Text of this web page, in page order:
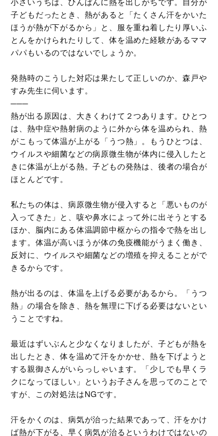
子どもだったとき、熱があると「たくさん汗をかいた
ほうが熱が下がるから」と、服を重ね着したり厚いふ
とんをかけられたりして、体を温めた経験があるママ
パパもいるのではないでしょうか。
発熱時のこうした対応は果たして正しいのか、森戸や
すみ先生に伺います。
───
熱が出る原因は、大きくわけて２つあります。ひとつ
は、熱中症や熱射病のように外から体を温められ、熱
がこもって体温が上がる「うつ熱」。もうひとつは、
ウイルスや細菌などの病原微生物が体内に侵入したと
きに体温が上がる熱。子どもの発熱は、後者の場合が
ほとんどです。
私たちの体は、病原微生物が侵入すると「悪いものが
入ってきた」と、咳や鼻水によって外に出そうとする
ほか、脳内にある体温調節中枢からの指令で熱を出し
ます。体温が高いほうが体の免疫機能がうまく働き、
反対に、ウイルスや細菌などの増殖を抑えることがで
きるからです。
熱が出るのは、体温を上げる必要があるから。「うつ
熱」の場合を除き、熱を無理に下げる必要はないとい
うことですね。
最近はずいぶんと少なくなりましたが、子どもが熱を
出したとき、体を温めて汗をかかせ、熱を下げようと
する親御さんがいらっしゃいます。「少しでも早くラ
クになってほしい」というお子さんを思ってのことで
すが、この対処法はNGです。
汗をかくのは、病気が治った結果であって、汗をかけ
ば熱が下がる、早く病気が治るというわけではないの